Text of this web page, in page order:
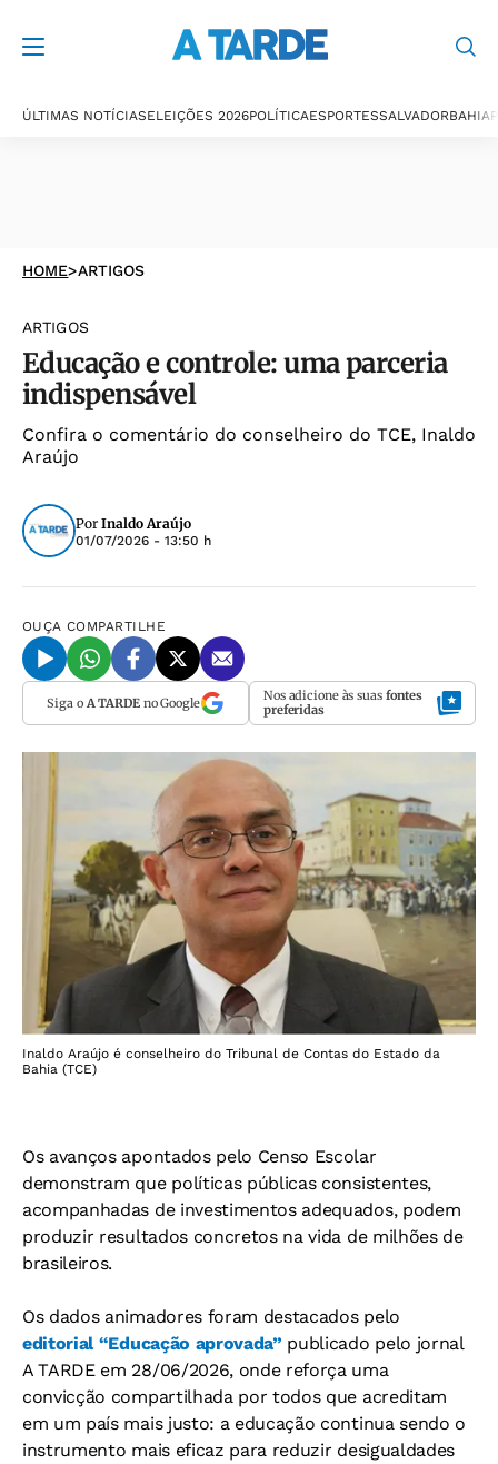
ÚLTIMAS NOTÍCIASELEIÇÕES 2026POLÍTICAESPORTESSALVADORBAHIA
HOME>ARTIGOS
ARTIGOS
Educação e controle: uma parceria
indispensável
Confira o comentário do conselheiro do TCE, Inaldo
Araújo
Por Inaldo Araújo
01/07/2026 - 13:50 h
OUÇA COMPARTILHE
Siga o A TARDEno Google Nos adicione às suas fontes
preferidas
Inaldo Araújo é conselheiro do Tribunal de Contas do Estado da
Bahia (TCE)
Os avanços apontados pelo Censo Escolar
demonstram que políticas públicas consistentes,
acompanhadas de investimentos adequados, podem
produzir resultados concretos na vida de milhões de
brasileiros.
Os dados animadores foram destacados pelo
editorial “Educação aprovada” publicado pelo jornal
A TARDE em 28/06/2026, onde reforça uma
convicção compartilhada por todos que acreditam
em um país mais justo: a educação continua sendo o
instrumento mais eficaz para reduzir desigualdades